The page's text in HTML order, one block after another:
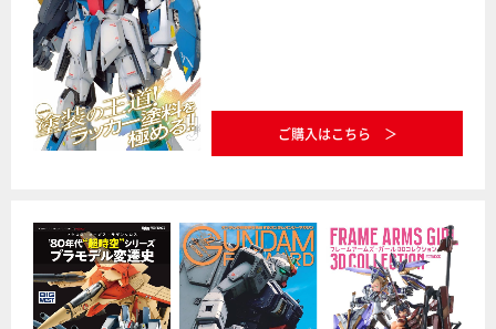
ご購入はこちら